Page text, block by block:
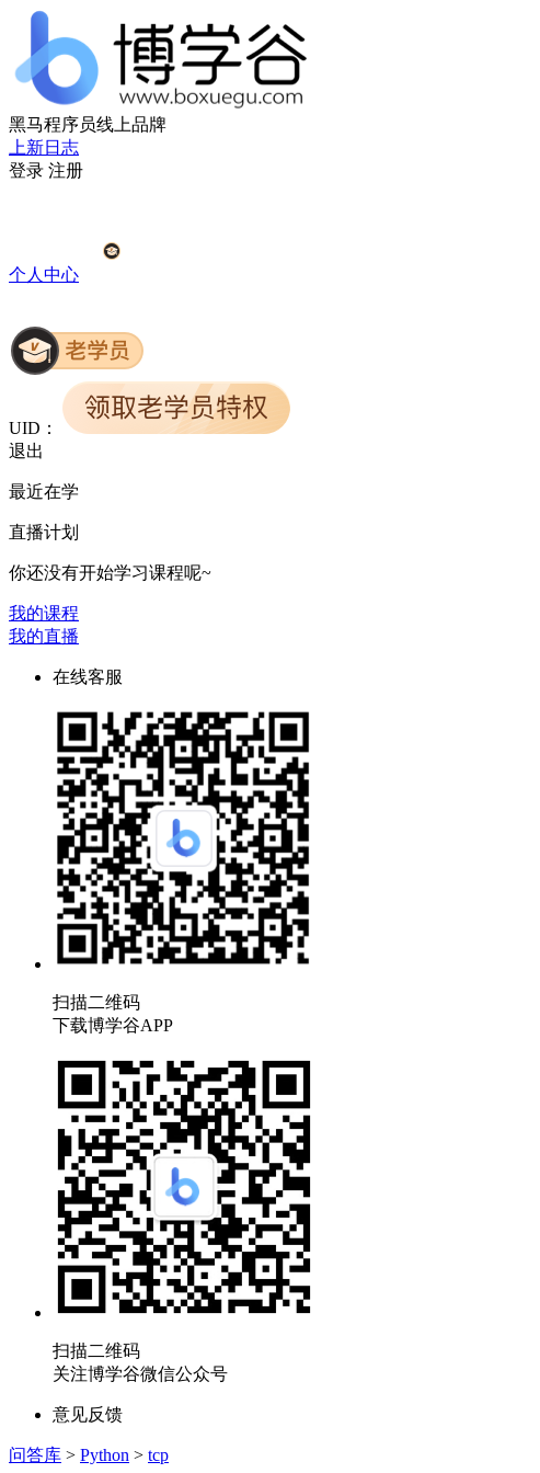
黑马程序员线上品牌
上新日志
登录 注册
个人中心
UID：
退出
最近在学
直播计划
你还没有开始学习课程呢~
我的课程
我的直播
在线客服
扫描二维码
下载博学谷APP
扫描二维码
关注博学谷微信公众号
意见反馈
问答库 > Python > tcp